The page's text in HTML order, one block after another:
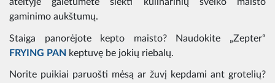
ateityje galėtumėte siekti kulinarinių sveiko maisto
gaminimo aukštumų.
Staiga panorėjote kepto maisto? Naudokite „Zepter“
FRYING PAN keptuvę be jokių riebalų.
Norite puikiai paruošti mėsą ar žuvį kepdami ant grotelių?